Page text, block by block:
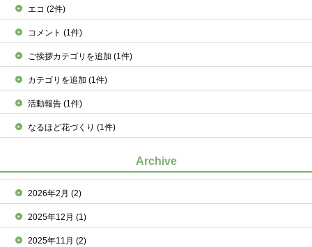
エコ(2件)
コメント(1件)
ご挨拶カテゴリを追加(1件)
カテゴリを追加(1件)
活動報告(1件)
なるほど花づくり(1件)
Archive
2026年2月(2)
2025年12月(1)
2025年11月(2)